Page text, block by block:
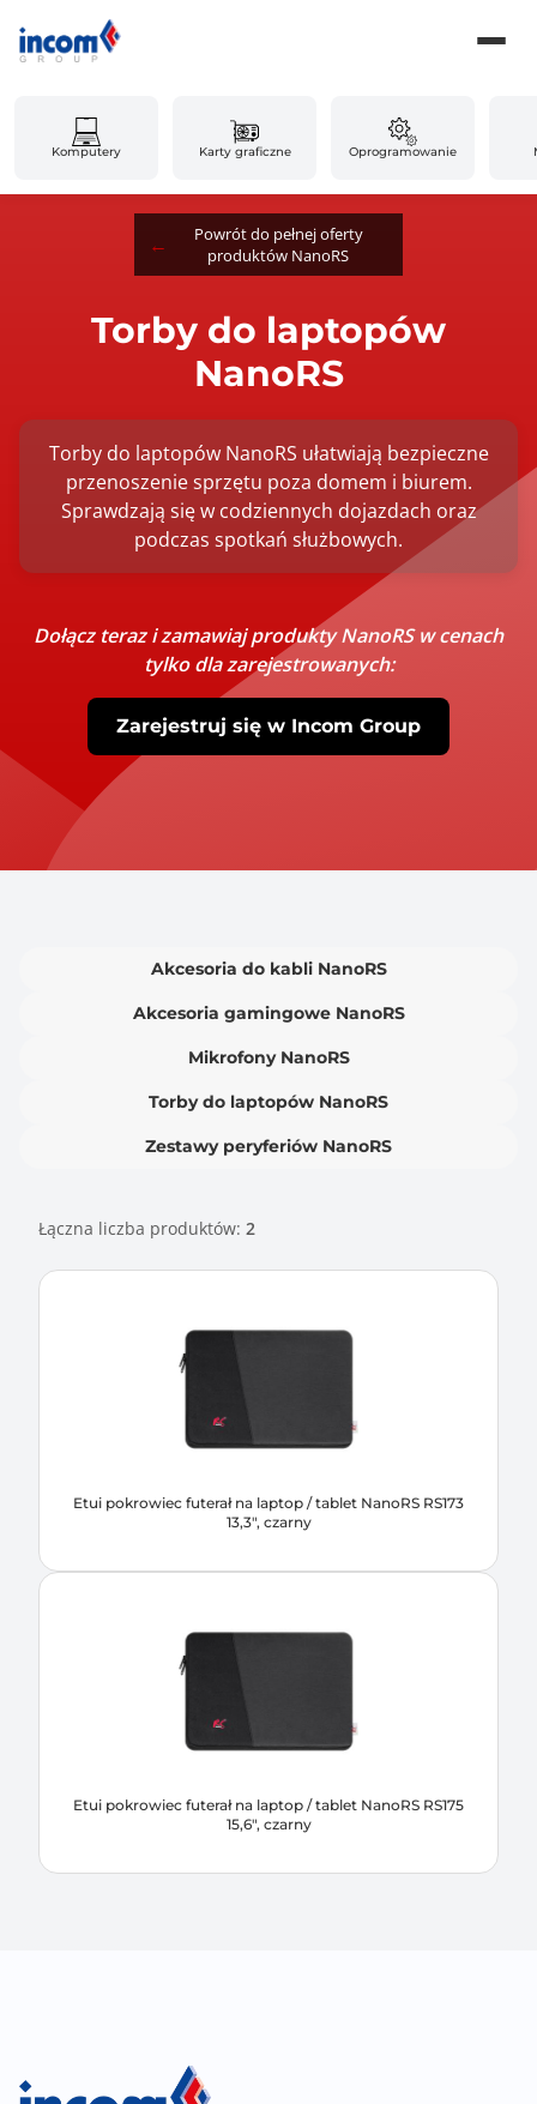
Komputery Karty graficzne Oprogramowanie
Powrót do pełnej oferty
produktów NanoRS
Torby do laptopów
NanoRS
Torby do laptopów NanoRS ułatwiają bezpieczne
przenoszenie sprzętu poza domem i biurem.
Sprawdzają się w codziennych dojazdach oraz
podczas spotkań służbowych.
Dołącz teraz i zamawiaj produkty NanoRS w cenach
tylko dla zarejestrowanych:
Zarejestruj się w Incom Group
Akcesoria do kabli NanoRS
Akcesoria gamingowe NanoRS
Mikrofony NanoRS
Torby do laptopów NanoRS
Zestawy peryferiów NanoRS
Łączna liczba produktów: 2
Etui pokrowiec futerał na laptop / tablet NanoRS RS173
13,3", czarny
Etui pokrowiec futerał na laptop / tablet NanoRS RS175
15,6", czarny